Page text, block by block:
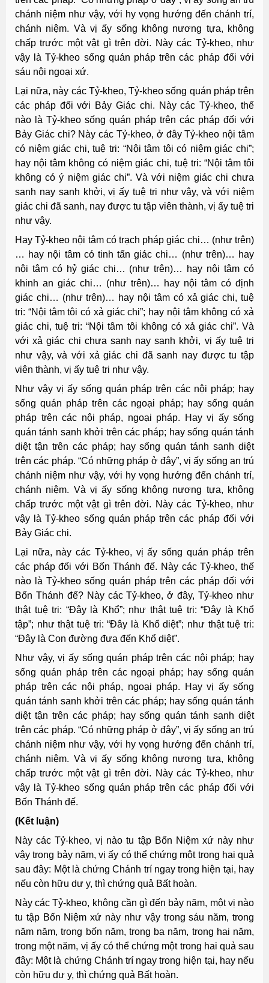
chánh niệm như vậy, với hy vọng hướng đến chánh trí,
chánh niệm. Và vị ấy sống không nương tựa, không
chấp trước một vật gì trên đời. Này các Tỷ-kheo, như
vậy là Tỷ-kheo sống quán pháp trên các pháp đối với
sáu nội ngoại xứ.
Lại nữa, này các Tỷ-kheo, Tỷ-kheo sống quán pháp trên
các pháp đối với Bảy Giác chi. Này các Tỷ-kheo, thế
nào là Tỷ-kheo sống quán pháp trên các pháp đối với
Bảy Giác chi? Này các Tỷ-kheo, ở đây Tỷ-kheo nội tâm
có niệm giác chi, tuệ tri: “Nội tâm tôi có niệm giác chi”;
hay nội tâm không có niệm giác chi, tuệ tri: “Nội tâm tôi
không có ý niệm giác chi”. Và với niệm giác chi chưa
sanh nay sanh khởi, vị ấy tuệ tri như vậy, và với niệm
giác chi đã sanh, nay được tu tập viên thành, vị ấy tuệ tri
như vậy.
Hay Tỷ-kheo nội tâm có trạch pháp giác chi… (như trên)
… hay nội tâm có tinh tấn giác chi… (như trên)… hay
nội tâm có hỷ giác chi… (như trên)… hay nội tâm có
khinh an giác chi… (như trên)… hay nội tâm có định
giác chi… (như trên)… hay nội tâm có xả giác chi, tuệ
tri: “Nội tâm tôi có xả giác chi”; hay nội tâm không có xả
giác chi, tuệ tri: “Nội tâm tôi không có xả giác chi”. Và
với xả giác chi chưa sanh nay sanh khởi, vị ấy tuệ tri
như vậy, và với xả giác chi đã sanh nay được tu tập
viên thành, vị ấy tuệ tri như vậy.
Như vậy vị ấy sống quán pháp trên các nội pháp; hay
sống quán pháp trên các ngoại pháp; hay sống quán
pháp trên các nội pháp, ngoại pháp. Hay vị ấy sống
quán tánh sanh khởi trên các pháp; hay sống quán tánh
diệt tận trên các pháp; hay sống quán tánh sanh diệt
trên các pháp. “Có những pháp ở đây”, vị ấy sống an trú
chánh niệm như vậy, với hy vọng hướng đến chánh trí,
chánh niệm. Và vị ấy sống không nương tựa, không
chấp trước một vật gì trên đời. Này các Tỷ-kheo, như
vậy là Tỷ-kheo sống quán pháp trên các pháp đối với
Bảy Giác chi.
Lại nữa, này các Tỷ-kheo, vị ấy sống quán pháp trên
các pháp đối với Bốn Thánh đế. Này các Tỷ-kheo, thế
nào là Tỷ-kheo sống quán pháp trên các pháp đối với
Bốn Thánh đế? Này các Tỷ-kheo, ở đây, Tỷ-kheo như
thật tuệ tri: “Ðây là Khổ”; như thật tuệ tri: “Ðây là Khổ
tập”; như thật tuệ tri: “Ðây là Khổ diệt”; như thật tuệ tri:
“Ðây là Con đường đưa đến Khổ diệt”.
Như vậy, vị ấy sống quán pháp trên các nội pháp; hay
sống quán pháp trên các ngoại pháp; hay sống quán
pháp trên các nội pháp, ngoại pháp. Hay vị ấy sống
quán tánh sanh khởi trên các pháp; hay sống quán tánh
diệt tận trên các pháp; hay sống quán tánh sanh diệt
trên các pháp. “Có những pháp ở đây”, vị ấy sống an trú
chánh niệm như vậy, với hy vọng hướng đến chánh trí,
chánh niệm. Và vị ấy sống không nương tựa, không
chấp trước một vật gì trên đời. Này các Tỷ-kheo, như
vậy là Tỷ-kheo sống quán pháp trên các pháp đối với
Bốn Thánh đế.
(Kết luận)
Này các Tỷ-kheo, vị nào tu tập Bốn Niệm xứ này như
vậy trong bảy năm, vị ấy có thể chứng một trong hai quả
sau đây: Một là chứng Chánh trí ngay trong hiện tại, hay
nếu còn hữu dư y, thì chứng quả Bất hoàn.
Này các Tỷ-kheo, không cần gì đến bảy năm, một vị nào
tu tập Bốn Niệm xứ này như vậy trong sáu năm, trong
năm năm, trong bốn năm, trong ba năm, trong hai năm,
trong một năm, vị ấy có thể chứng một trong hai quả sau
đây: Một là chứng Chánh trí ngay trong hiện tại, hay nếu
còn hữu dư y, thì chứng quả Bất hoàn.